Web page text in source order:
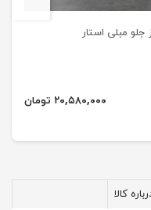
جلو مبلی استار
۲۰,۵۸۰,۰۰۰ تومان
کالا